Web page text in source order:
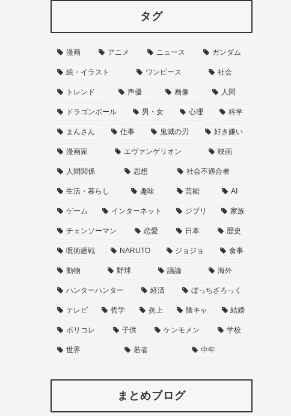
タグ
漫画 アニメ ニュース ガンダム
絵・イラスト ワンピース 社会
トレンド 声優 画像 人間
ドラゴンボール 男・女 心理 科学
まんさん 仕事 鬼滅の刃 好き嫌い
漫画家 エヴァンゲリオン 映画
人間関係 思想 社会不適合者
生活・暮らし 趣味 芸能 AI
ゲーム インターネット ジブリ 家族
チェンソーマン 恋愛 日本 歴史
呪術廻戦 NARUTO ジョジョ 食事
動物 野球 議論 海外
ハンターハンター 経済 ぼっちざろっく
テレビ 哲学 炎上 陰キャ 結婚
ポリコレ 子供 ケンモメン 学校
世界 若者 中年
まとめブログ